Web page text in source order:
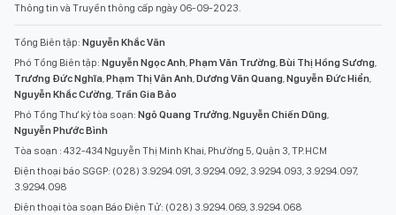
Thông tin và Truyền thông cấp ngày 06-09-2023.
Tổng Biên tập: Nguyễn Khắc Văn
Phó Tổng Biên tập: Nguyễn Ngọc Anh,Phạm Văn Trường,Bùi Thị Hồng Sương,
Trương Đức Nghĩa,Phạm Thị Vân Anh,Dương Văn Quang,Nguyễn Đức Hiển,
Nguyễn Khắc Cường, Trần Gia Bảo
Phó Tổng Thư ký tòa soạn: Ngô Quang Trưởng,Nguyễn Chiến Dũng,
Nguyễn Phước Bình
Tòa soạn : 432-434 Nguyễn Thị Minh Khai, Phường 5, Quận 3, TP.HCM
Điện thoại báo SGGP: (028) 3.9294.091, 3.9294.092, 3.9294.093, 3.9294.097,
3.9294.098
Điện thoại tòa soạn Báo Điện Tử: (028) 3.9294.069, 3.9294.068